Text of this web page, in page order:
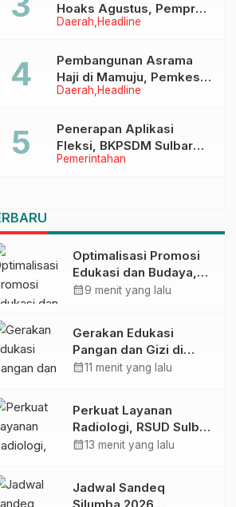
Daerah Headline
Hoaks Agustus, Pemprov
Sulbar Ajak Warga Jaga
Daerah Headline
Pembangunan Asrama
Haji di Mamuju, Pemkesra
dan Kementerian Haji
Pemerintahan
Penerapan Aplikasi
Fleksi, BKPSDM Sulbar
Dorong Transformasi
Optimalisasi Promosi
Edukasi dan Budaya,
Anjungan Provinsi
Bersama Sky World
TMII
calendar_month9 menit yang lalu
Gerakan Edukasi
Pangan dan Gizi di
Mamasa: Tingkatkan
dalam Pemenuhan Gizi
calendar_month11 menit yang lalu
Perkuat Layanan
Radiologi, RSUD Sulbar
Sambut Kembali dr. Iis
calendar_month13 menit yang lalu
Jadwal Sandeq